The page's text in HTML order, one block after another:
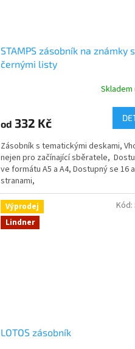
STAMPS zásobník na známky s
černými listy
Skladem
od 332 Kč
Zásobník s tematickými deskami,
nejen pro začínající sběratele,
ve formátu A5 a A4, Dostupný se 16
stranami,
Výprodej
Lindner
LOTOS zásobník
Kód: